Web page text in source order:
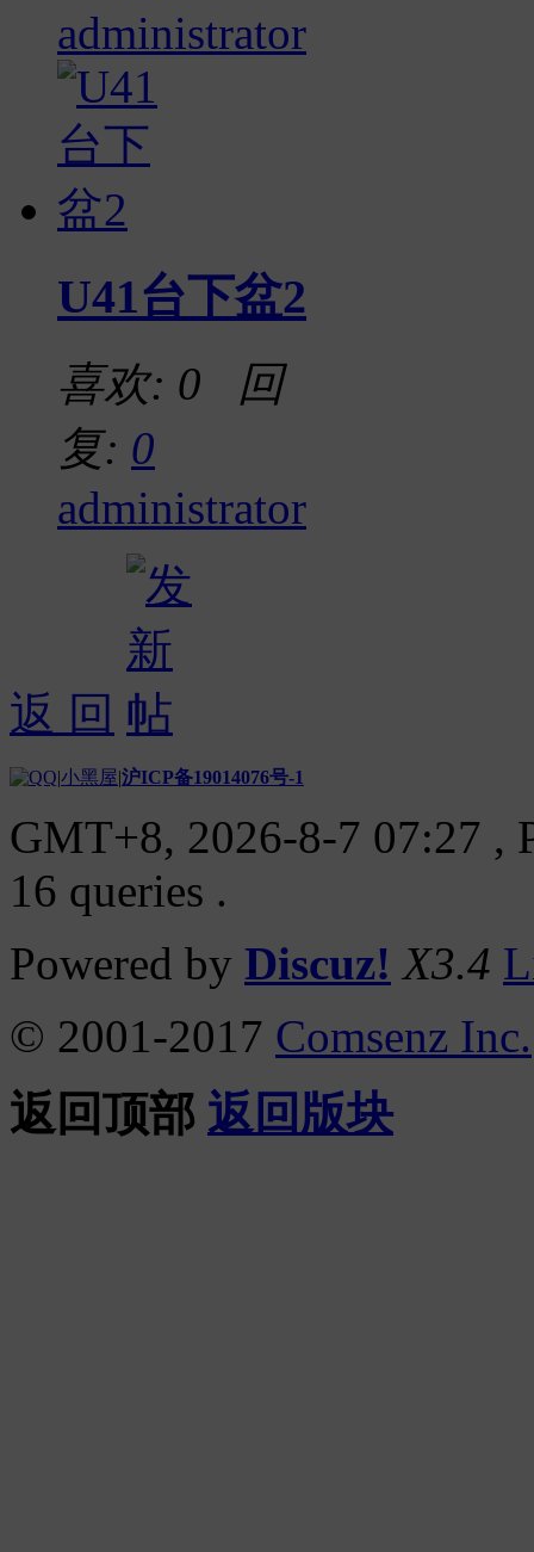
administrator
U41台下盆2
喜欢: 0 回
复: 0
administrator
返 回
|小黑屋|沪ICP备19014076号-1
GMT+8, 2026-8-7 07:27 ,
16 queries .
Powered by Discuz! X3.4
© 2001-2017 Comsenz Inc.
返回顶部 返回版块